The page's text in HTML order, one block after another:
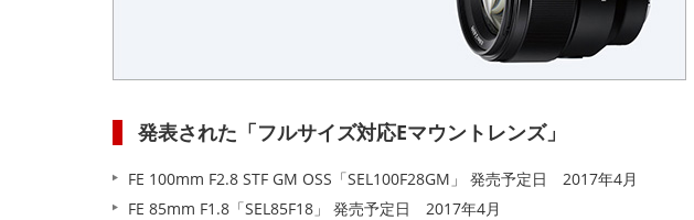
発表された「フルサイズ対応Eマウントレンズ」
FE 100mm F2.8 STF GM OSS「SEL100F28GM」 発売予定日 2017年4月
FE 85mm F1.8「SEL85F18」 発売予定日 2017年4月